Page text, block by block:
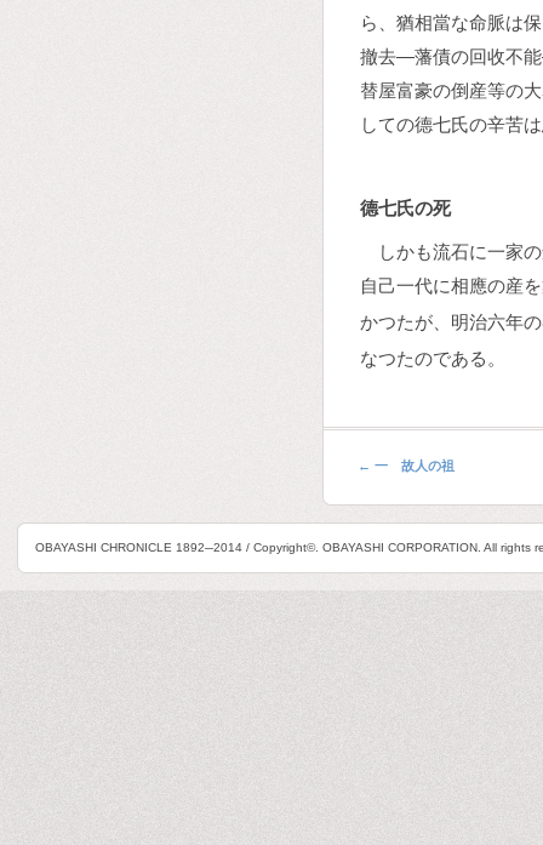
ら、猶相當な命脈は
撤去―藩債の回收不
替屋富豪の倒産等の
しての德七氏の辛苦
德七氏の死
しかも流石に一家
自己一代に相應の産
かつたが、明治六年
なつたのである。
← 一 故人の祖
OBAYASHI CHRONICLE 1892─2014 / Copyright©. OBAYASHI CORPORATION. All rights